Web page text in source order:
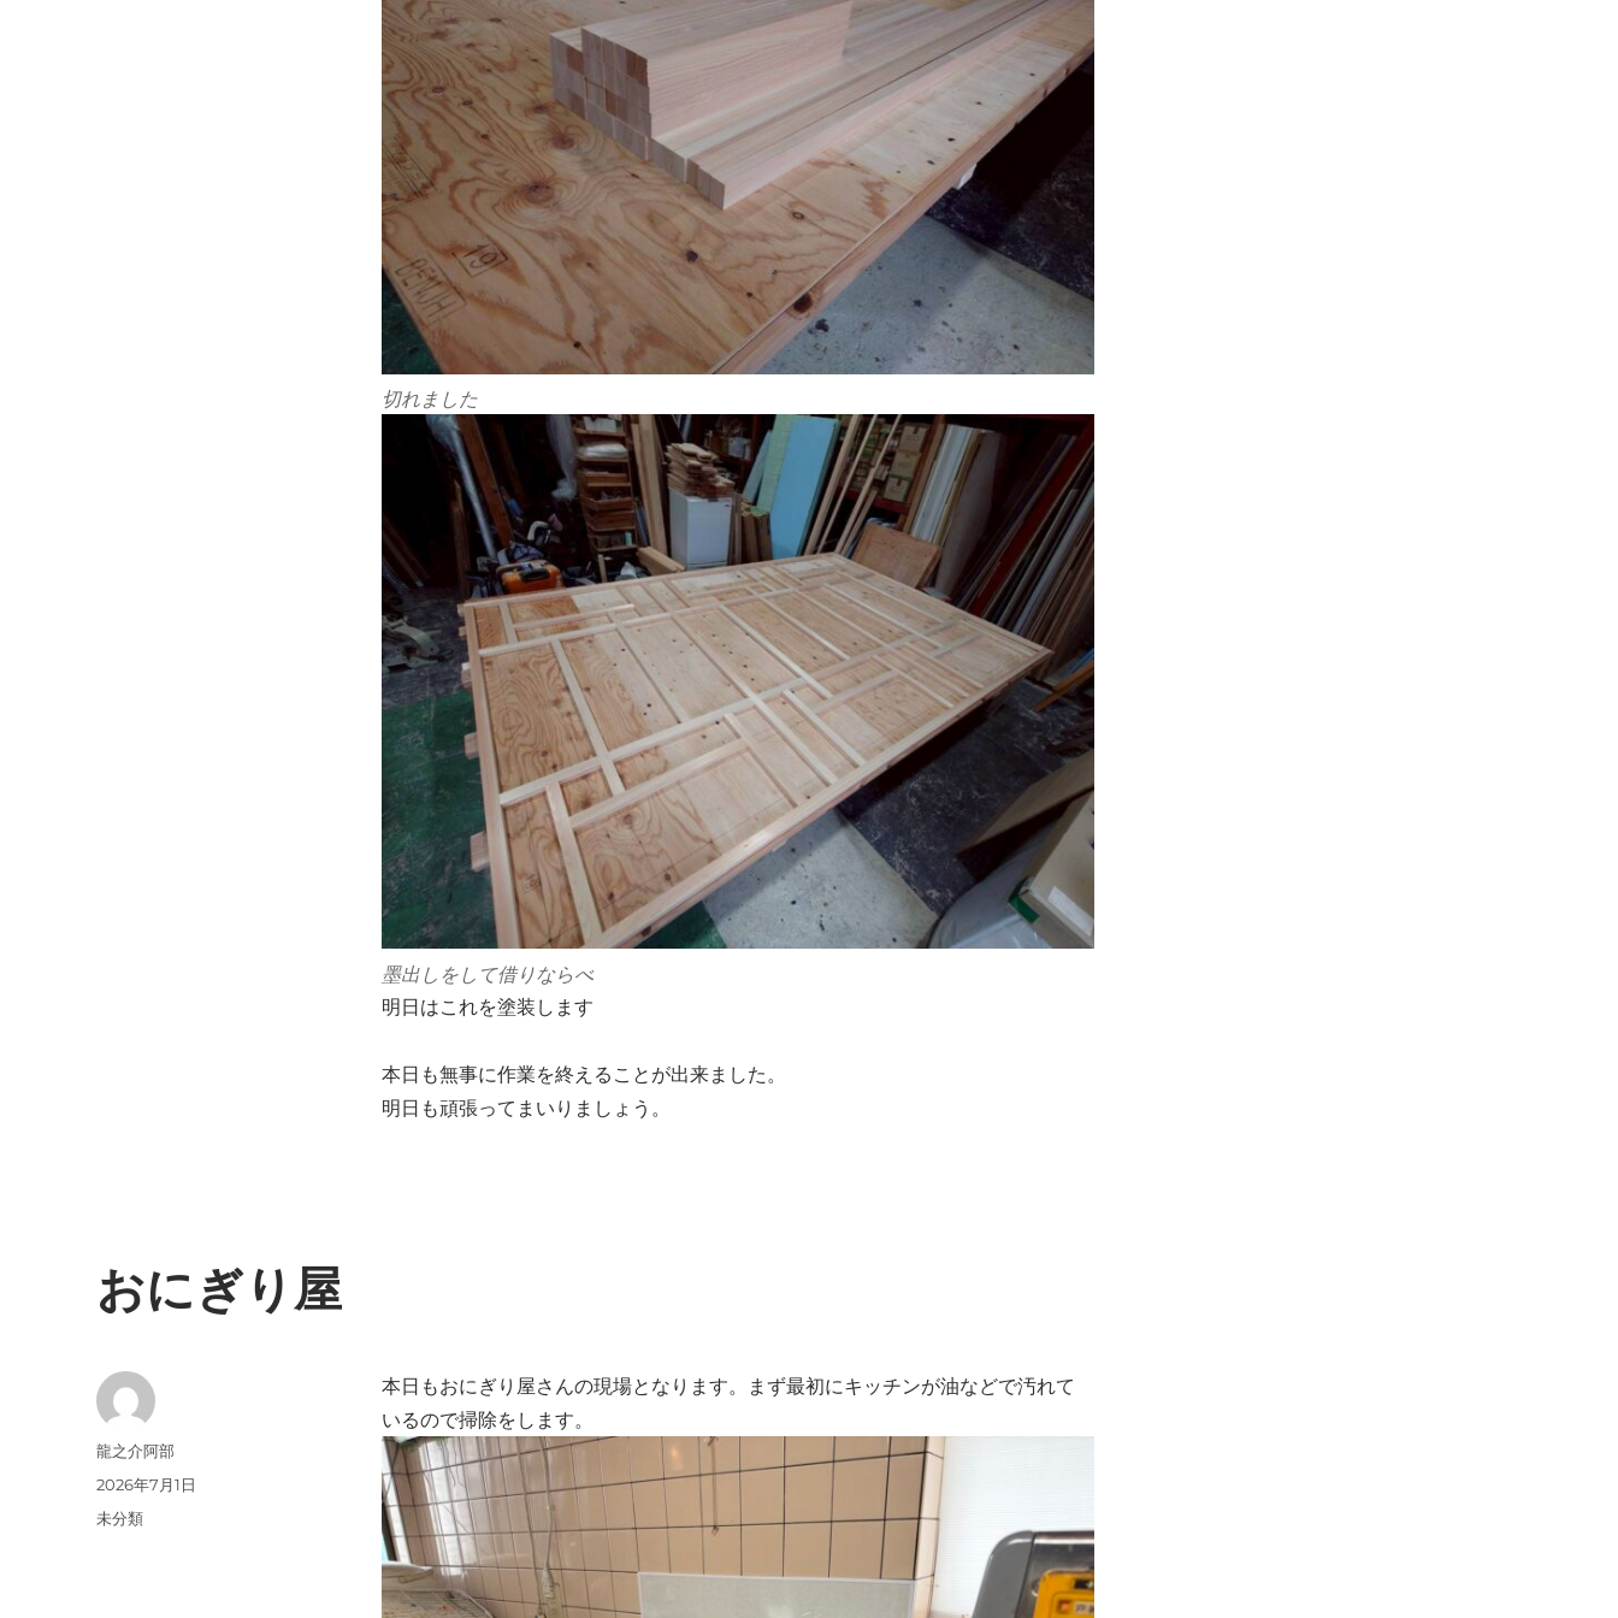
切れました
墨出しをして借りならべ
明日はこれを塗装します
本日も無事に作業を終えることが出来ました。
明日も頑張ってまいりましょう。
おにぎり屋
本日もおにぎり屋さんの現場となります。まず最初にキッチンが油などで汚れて
いるので掃除をします。
投
稿
龍之介阿部
投
稿
2026年7月1日
カ
未分類